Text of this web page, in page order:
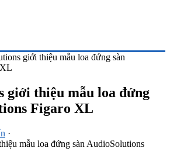
giới thiệu mẫu loa đứng sàn
giới thiệu mẫu loa đứng
Figaro XL
·